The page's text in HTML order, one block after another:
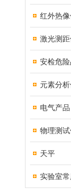
红外热像
激光测距
安检危
元素分
电气产品
物理测
天平
实验室